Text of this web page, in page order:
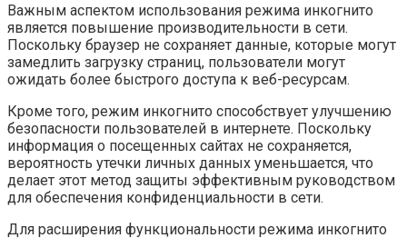
Важным аспектом использования режима инкогнито
является повышение производительности в сети.
Поскольку браузер не сохраняет данные, которые могут
замедлить загрузку страниц, пользователи могут
ожидать более быстрого доступа к веб-ресурсам.
Кроме того, режим инкогнито способствует улучшению
безопасности пользователей в интернете. Поскольку
информация о посещенных сайтах не сохраняется,
вероятность утечки личных данных уменьшается, что
делает этот метод защиты эффективным руководством
для обеспечения конфиденциальности в сети.
Для расширения функциональности режима инкогнито